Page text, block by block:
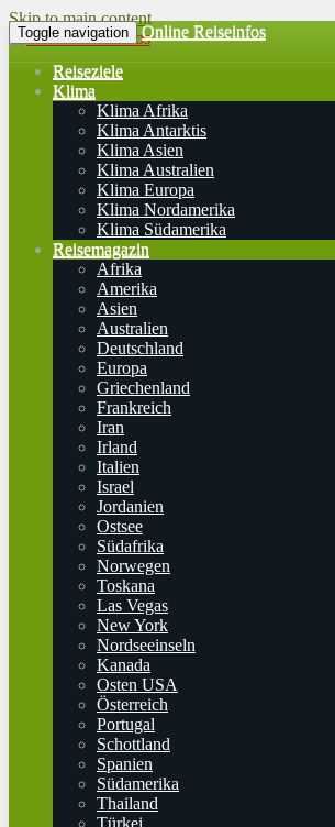
Skip to main content
Toggle navigation Online Reiseinfos
Reiseziele
Klima
Klima Afrika
Klima Antarktis
Klima Asien
Klima Australien
Klima Europa
Klima Nordamerika
Klima Südamerika
Reisemagazin
Afrika
Amerika
Asien
Australien
Deutschland
Europa
Griechenland
Frankreich
Iran
Irland
Italien
Israel
Jordanien
Ostsee
Südafrika
Norwegen
Toskana
Las Vegas
New York
Nordseeinseln
Kanada
Osten USA
Österreich
Portugal
Schottland
Spanien
Südamerika
Thailand
Türkei